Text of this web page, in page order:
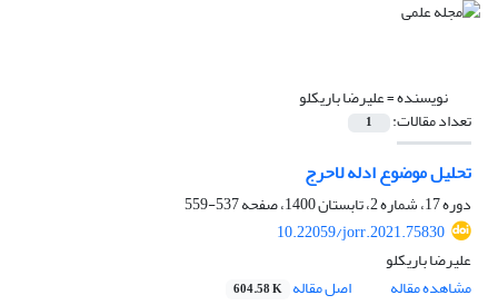
نویسنده =علیرضا باریکلو
تعداد مقالات: 1
تحلیل موضوع ادله لاحرج
دوره 17، شماره 2، تابستان 1400، صفحه
537-559
10.22059/jorr.2021.75830
علیرضا باریکلو
مشاهده مقاله
اصل مقاله 604.58 K